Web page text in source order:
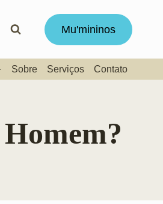
Mu'mininos
Sobre Serviços Contato